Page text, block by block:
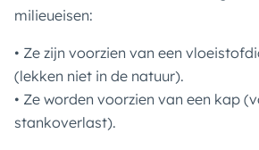
milieueisen:
• Ze zijn voorzien van een
(lekken niet in de natuur).
• Ze worden voorzien van een kap
stankoverlast).